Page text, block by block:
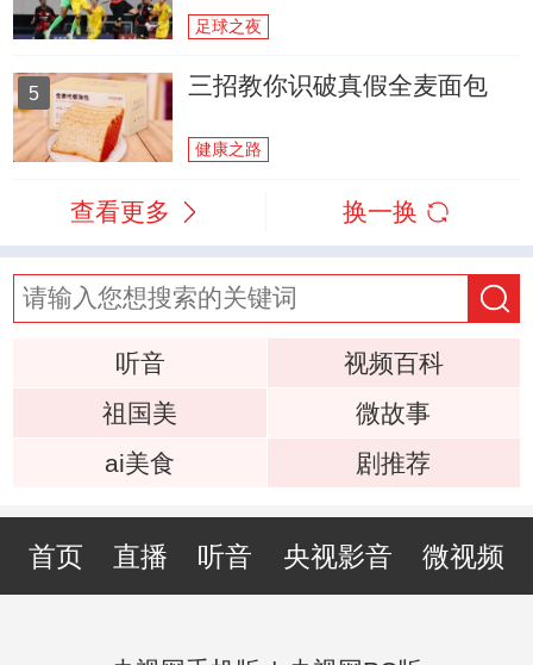
足球之夜
5 三招教你识破真假全麦面包
健康之路
查看更多 换一换
听音
视频百科
祖国美
微故事
ai美食
剧推荐
首页 直播 听音 央视影音 微视频